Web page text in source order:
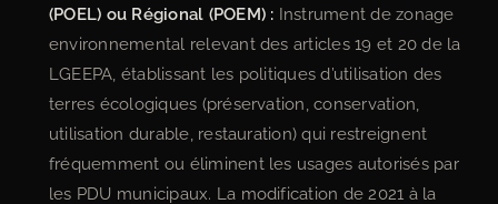
(POEL) ou Régional (POEM) : Instrument de zonage
environnemental relevant des articles 19 et 20 de la
LGEEPA, établissant les politiques d’utilisation des
terres écologiques (préservation, conservation,
utilisation durable, restauration) qui restreignent
fréquemment ou éliminent les usages autorisés par
les PDU municipaux. La modification de 2021 à la